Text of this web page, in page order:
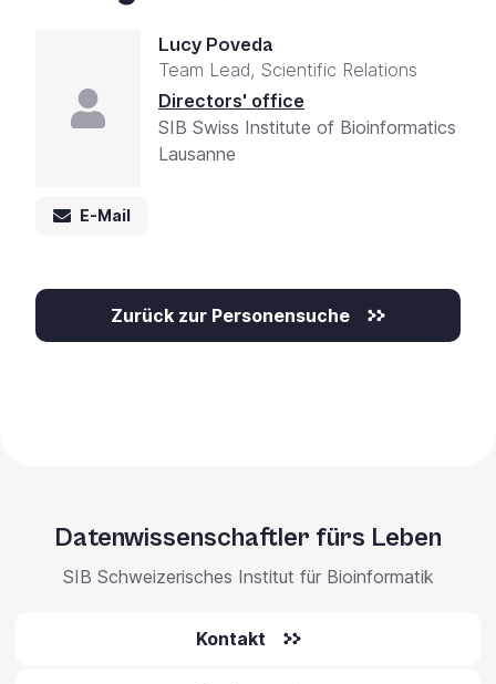
Lucy Poveda
Team Lead, Scientific Relations
Directors' office
SIB Swiss Institute of Bioinformatics
Lausanne
E-Mail
Zurück zur Personensuche
Datenwissenschaftler fürs Leben
SIB Schweizerisches Institut für Bioinformatik
Kontakt